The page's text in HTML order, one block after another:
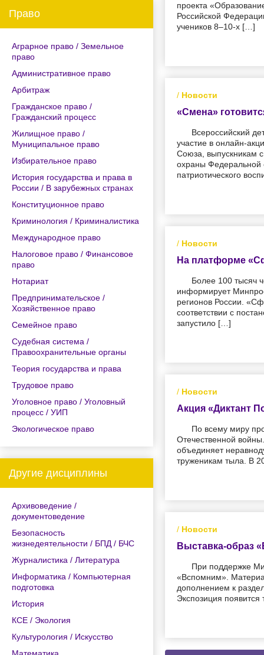
Право
Аграрное право / Земельное
право
Административное право
Арбитраж
Гражданское право /
Гражданский процесс
Жилищное право /
Муниципальное право
Избирательное право
История государства и права в
России / В зарубежных странах
Конституционное право
Криминология / Криминалистика
Международное право
Налоговое право / Финансовое
право
Нотариат
Предпринимательское /
Хозяйственное право
Семейное право
Судебная система /
Правоохранительные органы
Теория государства и права
Трудовое право
Уголовное право / Уголовный
процесс / УИП
Экологическое право
Другие дисциплины
Архивоведение /
документоведение
Безопасность
жизнедеятельности / БПД / БЧС
Журналистика / Литература
Информатика / Компьютерная
подготовка
История
КСЕ / Экология
Культурология / Искусство
проекта
Российской
учеников 8–10-х […]
/ Новости
«Смена»
Всероссийский
участие в онлайн-
Союза, выпускникам
охраны Федеральной
патриотического
/ Новости
На платформе
Более 100 тысяч
информирует
регионов России.
соответствии с
запустило […]
/ Новости
Акция «Диктант
По всему миру
Отечественной
объединяет
труженикам тыла. В
/ Новости
Выставка-образ
При поддержке
«Вспомним».
дополнением к
Экспозиция